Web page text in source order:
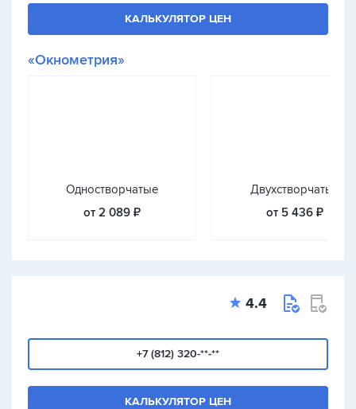
КАЛЬКУЛЯТОР ЦЕН
«Окнометрия»
Одностворчатые
от 2 089 ₽
Двухстворчатые
от 5 436 ₽
4.4
+7 (812) 320-**-**
КАЛЬКУЛЯТОР ЦЕН